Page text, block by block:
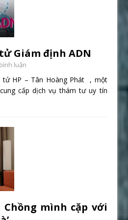
Giám định ADN
luận
tử HP – Tân Hoàng Phát , một
cấp dịch vụ thám tư uy tín
mình cặp với